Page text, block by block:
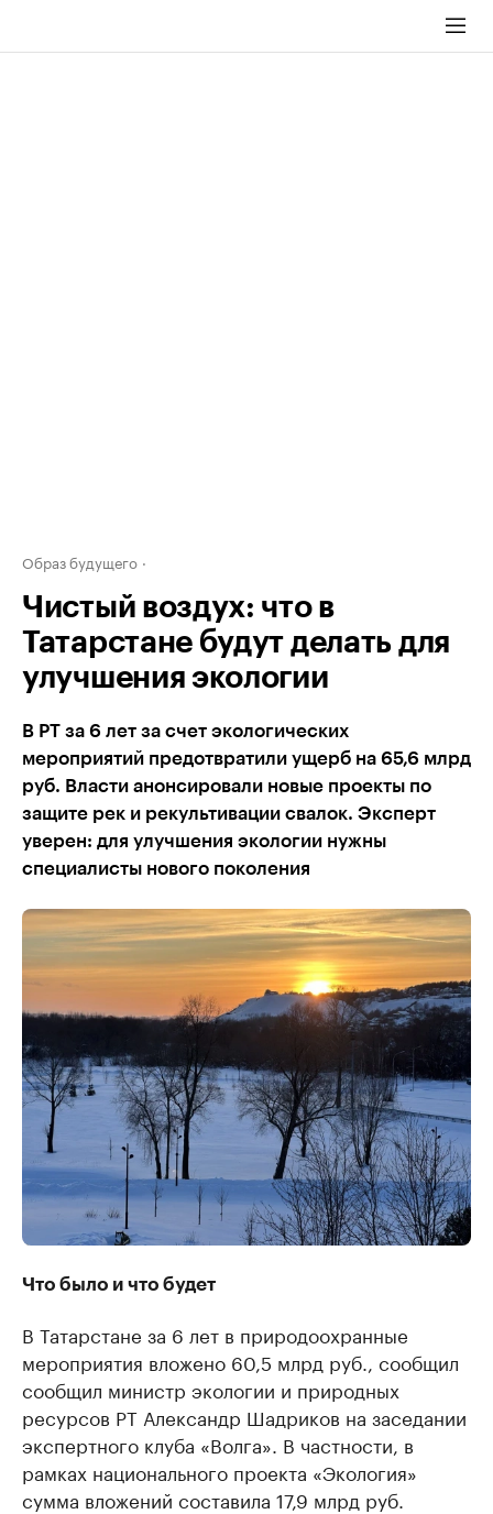
Образ будущего
Чистый воздух: что в
Татарстане будут делать для
улучшения экологии
В РТ за 6 лет за счет экологических
мероприятий предотвратили ущерб на 65,6 млрд
руб. Власти анонсировали новые проекты по
защите рек и рекультивации свалок. Эксперт
уверен: для улучшения экологии нужны
специалисты нового поколения
Что было и что будет
В Татарстане за 6 лет в природоохранные
мероприятия вложено 60,5 млрд руб., сообщил
сообщил министр экологии и природных
ресурсов РТ Александр Шадриков на заседании
экспертного клуба «Волга». В частности, в
рамках национального проекта «Экология»
сумма вложений составила 17,9 млрд руб.